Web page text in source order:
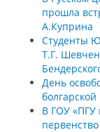
прошла
А.Куприна
Студенты
Т.Г.
День
В ГОУ «ПГУ